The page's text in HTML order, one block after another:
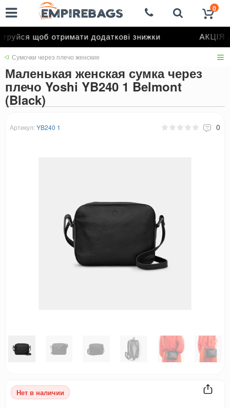
щоб отримати додаткові знижки АКЦІЯ
0
Сумочки через плечо женские
Маленькая женская сумка через
плечо Yoshi YB240 1 Belmont
(Black)
Артикул: YB240 1 0
Нет в наличии